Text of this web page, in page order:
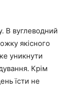
В вуглеводний
якісного
уникнути
Крім
їсти не